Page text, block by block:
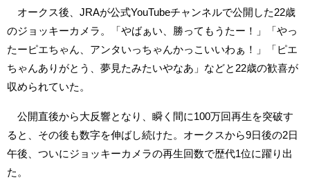
オークス後、JRAが公式YouTubeチャンネルで公開した22歳
のジョッキーカメラ。「やばぁい、勝ってもうたー！」「やっ
たーピエちゃん、アンタいっちゃんかっこいいわぁ！」「ピエ
ちゃんありがとう、夢見たみたいやなあ」などと22歳の歓喜が
収められていた。
公開直後から大反響となり、瞬く間に100万回再生を突破す
ると、その後も数字を伸ばし続けた。オークスから9日後の2日
午後、ついにジョッキーカメラの再生回数で歴代1位に躍り出
た。